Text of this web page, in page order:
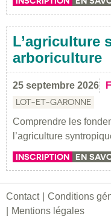
L’agriculture
arboriculture
25 septembre 2026
LOT-ET-GARONNE
Comprendre les
l’agriculture
INSCRIPTION EN
Contact
Conditions
Mentions légales